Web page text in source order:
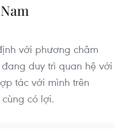
với phương châm
duy trì quan hệ với
tác với mình trên
có lợi.